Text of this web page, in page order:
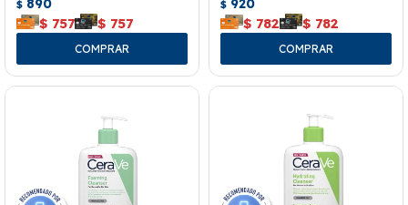
$ 890
$ 757 $ 757
$ 920
$ 782 $ 782